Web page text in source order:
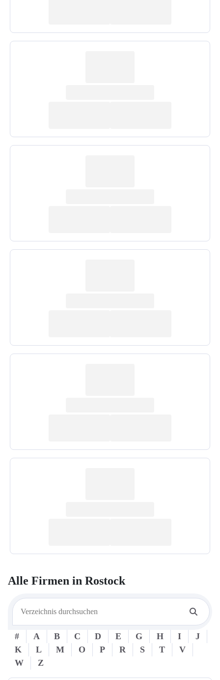
Alle Firmen in Rostock
# A B C D E G H I
J
K
L M O P R S T
V
W
Z